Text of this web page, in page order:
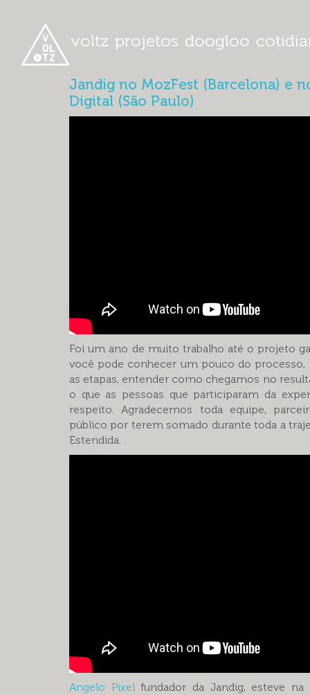
voltz projetos doogloo
Jandig no MozFest (Barcelona) e
Digital (São Paulo)
Foi um ano de muito trabalho até o projeto
você pode conhecer um pouco do processo,
as etapas, entender como chegamos no
o que as pessoas que participaram da
respeito. Agradecemos toda equipe,
público por terem somado durante toda a
Estendida.
Angelo Pixelfundador da Jandig, esteve na